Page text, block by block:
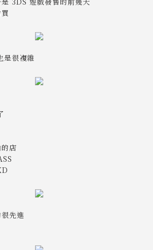
很複雜
店
先進